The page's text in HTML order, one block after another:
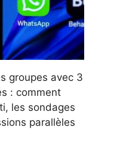
groupes avec 3
: comment
les sondages
parallèles